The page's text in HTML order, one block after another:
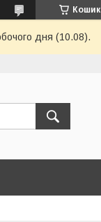
Кошик
дня (10.08).